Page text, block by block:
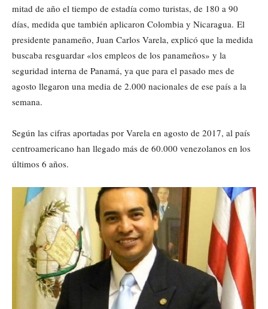
mitad de año el tiempo de estadía como turistas, de 180 a 90
días, medida que también aplicaron Colombia y Nicaragua. El
presidente panameño, Juan Carlos Varela, explicó que la medida
buscaba resguardar «los empleos de los panameños» y la
seguridad interna de Panamá, ya que para el pasado mes de
agosto llegaron una media de 2.000 nacionales de ese país a la
semana.
Según las cifras aportadas por Varela en agosto de 2017, al país
centroamericano han llegado más de 60.000 venezolanos en los
últimos 6 años.